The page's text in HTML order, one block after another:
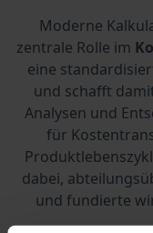
Moderne
zentrale Rolle im
eine
und schafft
Analysen und
für
dabei,
und fundierte